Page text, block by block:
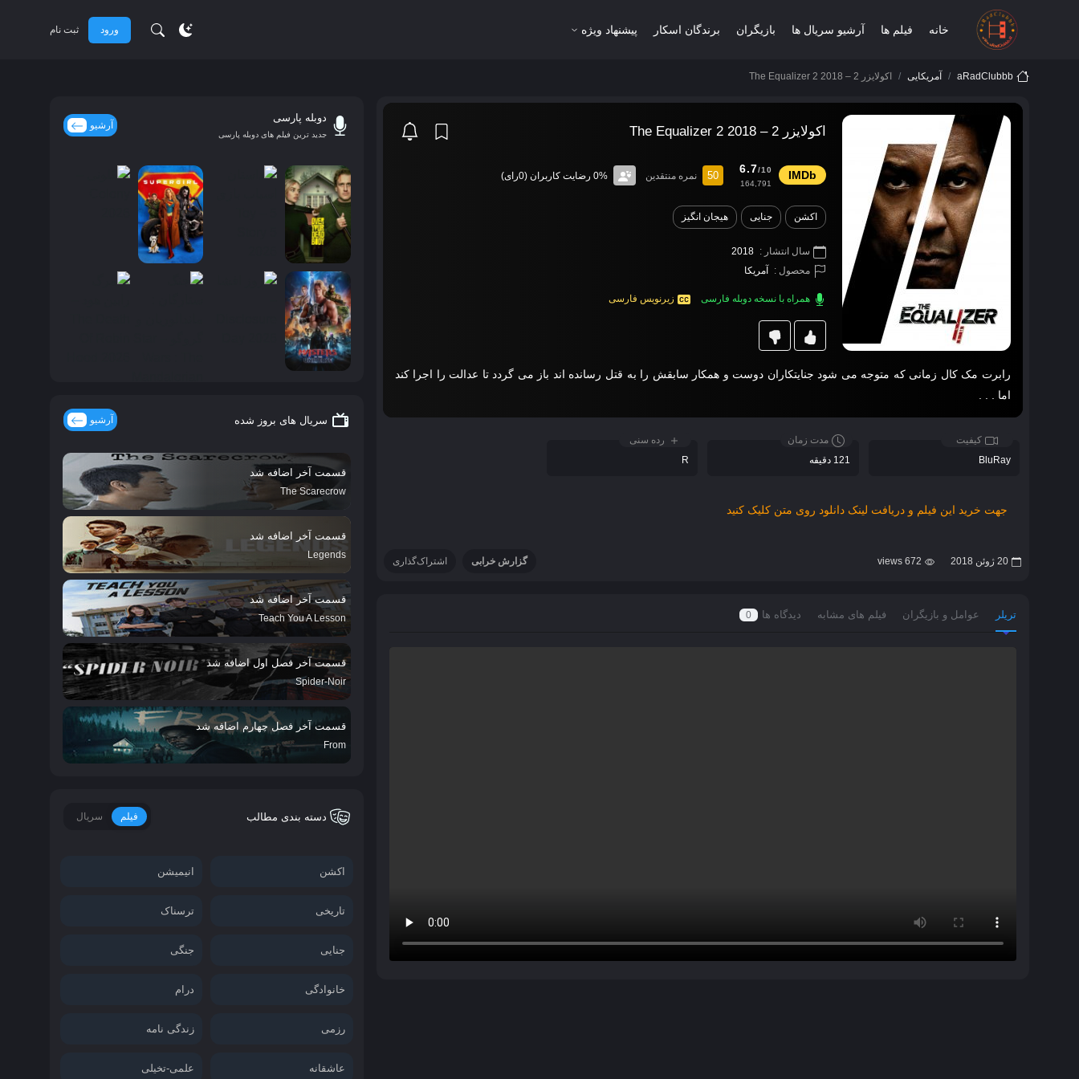
خانه فیلم ها آرشیو سریال ها بازیگران برندگان اسکار پیشنهاد ویژه ورود ثبت نام
aRadClubbb آمریکایی اکولایزر 2 – The Equalizer 2 2018
اکولایزر 2 – The Equalizer 2 2018
6.7/10
164,791
50 نمره منتقدین 0% رضایت کاربران (0رای)
اکشن جنایی هیجان انگیز
سال انتشار : 2018
محصول :
آمریکا
همراه با نسخه دوبله فارسی زیرنویس فارسی
رابرت مک کال زمانی که متوجه می شود جنایتکاران دوست و همکار سابقش را به قتل رسانده اند باز می گردد تا عدالت را اجرا کند
اما . . .
کیفیت
BluRay
مدت زمان
121 دقیقه
رده سنی
R
جهت خرید این فیلم و دریافت لینک دانلود روی متن کلیک کنید
20 ژوئن 2018 672 views گزارش خرابی اشتراک‌گذاری
تریلر عوامل و بازیگران فیلم های مشابه دیدگاه ها 0
دوبله پارسی
جدید ترین فیلم های دوبله پارسی
آرشیو
سریال های بروز شده آرشیو
قسمت آخر اضافه شد
The Scarecrow
قسمت آخر اضافه شد
Legends
قسمت آخر اضافه شد
Teach You A Lesson
قسمت آخر فصل اول اضافه شد
Spider-Noir
قسمت آخر فصل چهارم اضافه شد
From
دسته بندی مطالب فیلم سریال
اکشن انیمیشن
تاریخی ترسناک
جنایی جنگی
خانوادگی درام
رزمی زندگی نامه
عاشقانه علمی-تخیلی